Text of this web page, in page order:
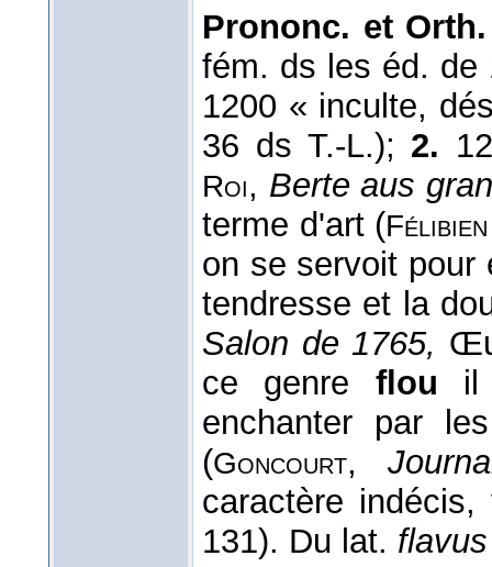
Prononc. et
fém. ds les éd.
1200 « inculte,
36 ds T.-L.); 2.
Roi, Berte aus
terme d'art (Félibien
on se servoit pour
tendresse et la
Salon de 1765,
ce genre flou il
enchanter par
(Goncourt,
caractère
131). Du lat. flavus